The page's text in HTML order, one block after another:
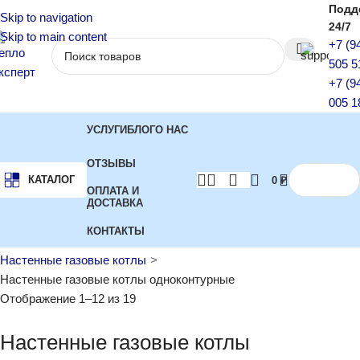
Skip to navigation
Skip to main content
24/7
+7
505
+7
005
КАТАЛОГ
УСЛУГИБЛОГО НАС
ОТЗЫВЫ
ОПЛАТА И
ДОСТАВКА
КОНТАКТЫ
0 ₽
Настенные газовые котлы
Настенные газовые котлы одноконтурные
Отображение 1–12 из 19
Настенные газовые котлы